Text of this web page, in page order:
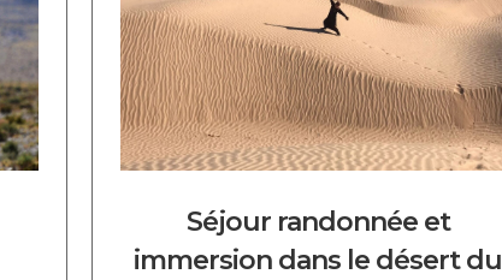
Séjour randonnée et
immersion dans le désert du